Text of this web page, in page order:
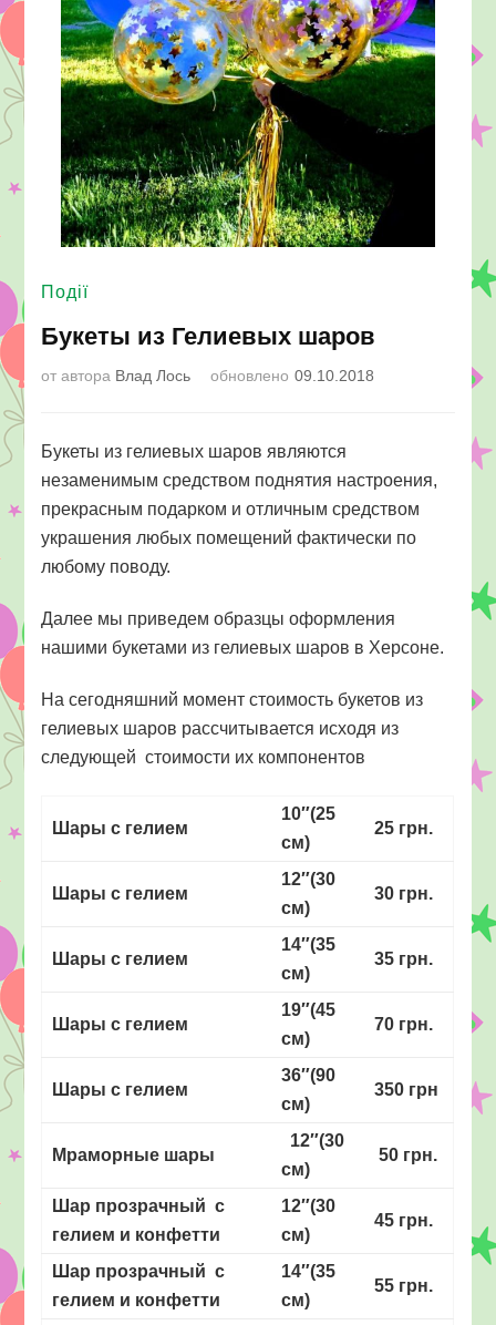
Події
Букеты из Гелиевых шаров
от автора Влад Лось обновлено 09.10.2018
Букеты из гелиевых шаров являются
незаменимым средством поднятия настроения,
прекрасным подарком и отличным средством
украшения любых помещений фактически по
любому поводу.
Далее мы приведем образцы оформления
нашими букетами из гелиевых шаров в Херсоне.
На сегодняшний момент стоимость букетов из
гелиевых шаров рассчитывается исходя из
следующей стоимости их компонентов
Шары с гелием
10″(25
см)
25 грн.
Шары с гелием
12″(30
см)
30 грн.
Шары с гелием
14″(35
см)
35 грн.
Шары с гелием
19″(45
см)
70 грн.
Шары с гелием
36″(90
см)
350 грн
Мраморные шары
12″(30
см)
50 грн.
Шар прозрачный с
гелием и конфетти
12″(30
см)
45 грн.
Шар прозрачный с
гелием и конфетти
14″(35
см)
55 грн.